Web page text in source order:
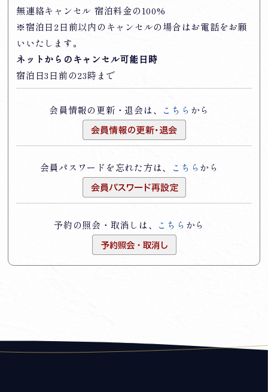
無連絡キャンセル 宿泊料金の100%
※宿泊日2日前以内のキャンセルの場合はお電話をお願
いいたします。
ネットからのキャンセル可能日時
宿泊日3日前の23時まで
会員情報の更新・退会は、 こちら から
会員パスワードを忘れた方は、 こちら から
予約の照会・取消しは、 こちら から